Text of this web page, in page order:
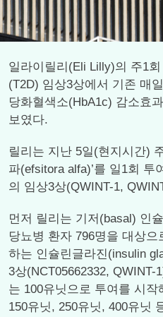
일라이릴리(Eli Lilly)의 주1
(T2D) 임상3상에서 기존 매
당화혈색소(HbA1c) 감소효
보였다.
릴리는 지난 5일(현지시간)
파(efsitora alfa)’를 일1회 투
의 임상3상(QWINT-1,
먼저 릴리는 기저(basal) 인
당뇨병 환자 796명을 대상
하는 인슐린글라진(insulin
3상(NCT05662332,
는 100유닛으로 투여를 시
150유닛, 250유닛, 400유닛